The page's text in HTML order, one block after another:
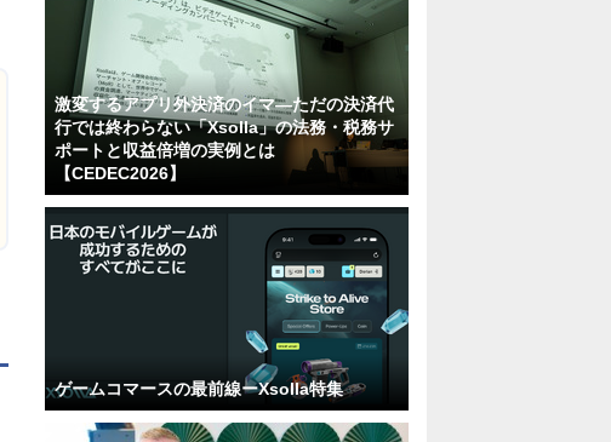
激変するアプリ外決済のイマ―ただの決済代
行では終わらない「Xsolla」の法務・税務サ
ポートと収益倍増の実例とは
【CEDEC2026】
ゲームコマースの最前線ーXsolla特集